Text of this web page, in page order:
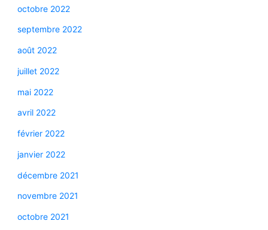
octobre 2022
septembre 2022
août 2022
juillet 2022
mai 2022
avril 2022
février 2022
janvier 2022
décembre 2021
novembre 2021
octobre 2021